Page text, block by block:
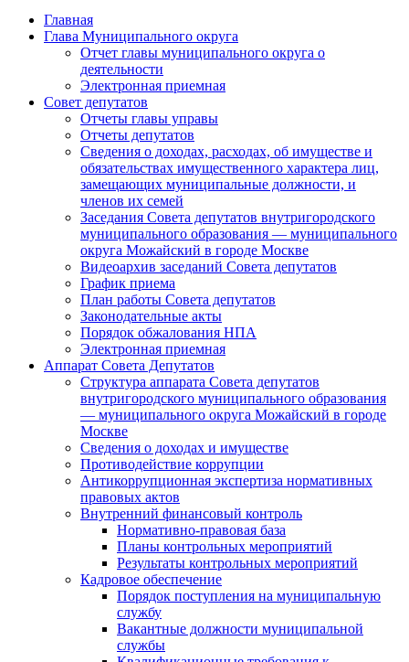
Главная
Глава Муниципального округа
Отчет главы муниципального округа о
деятельности
Электронная приемная
Совет депутатов
Отчеты главы управы
Отчеты депутатов
Сведения о доходах, расходах, об имуществе и
обязательствах имущественного характера лиц,
замещающих муниципальные должности, и
членов их семей
Заседания Совета депутатов внутригородского
муниципального образования — муниципального
округа Можайский в городе Москве
Видеоархив заседаний Совета депутатов
График приема
План работы Совета депутатов
Законодательные акты
Порядок обжалования НПА
Электронная приемная
Аппарат Совета Депутатов
Структура аппарата Совета депутатов
внутригородского муниципального образования
— муниципального округа Можайский в городе
Москве
Сведения о доходах и имуществе
Противодействие коррупции
Антикоррупционная экспертиза нормативных
правовых актов
Внутренний финансовый контроль
Нормативно-правовая база
Планы контрольных мероприятий
Результаты контрольных мероприятий
Кадровое обеспечение
Порядок поступления на муниципальную
службу
Вакантные должности муниципальной
службы